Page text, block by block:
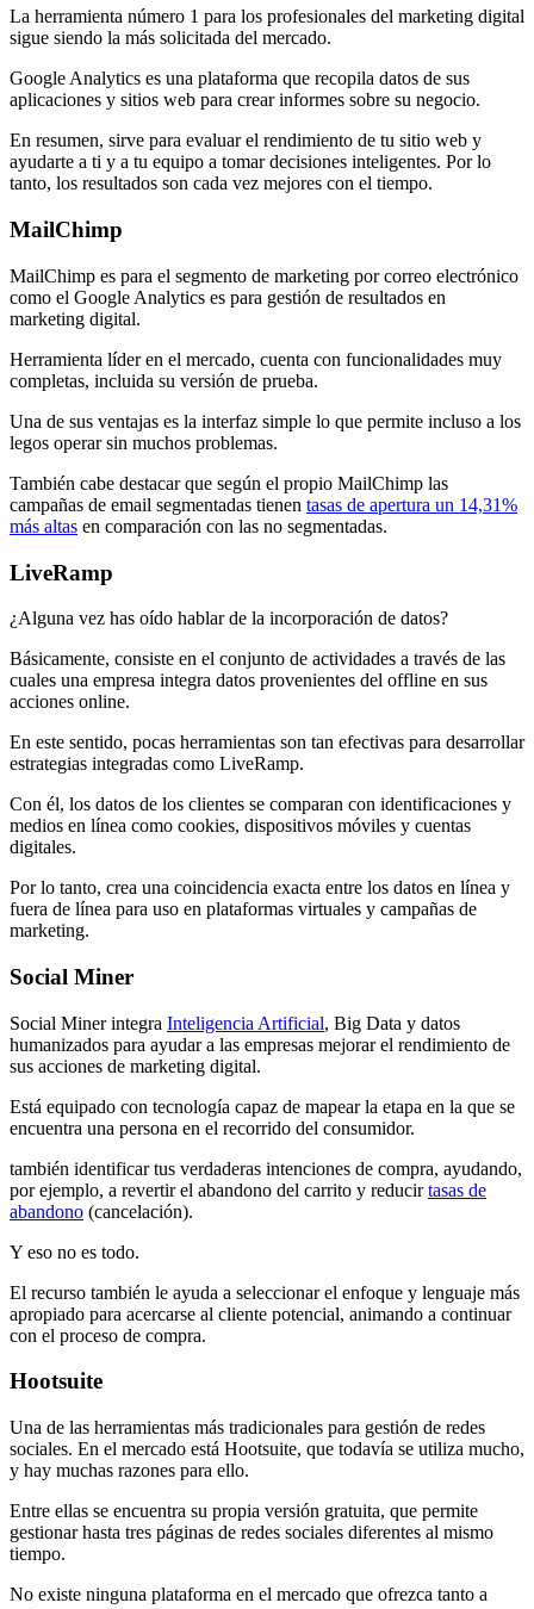
La herramienta número 1 para los profesionales del marketing digital
sigue siendo la más solicitada del mercado.
Google Analytics es una plataforma que recopila datos de sus
aplicaciones y sitios web para crear informes sobre su negocio.
En resumen, sirve para evaluar el rendimiento de tu sitio web y
ayudarte a ti y a tu equipo a tomar decisiones inteligentes. Por lo
tanto, los resultados son cada vez mejores con el tiempo.
MailChimp
MailChimp es para el segmento de marketing por correo electrónico
como el Google Analytics es para gestión de resultados en
marketing digital.
Herramienta líder en el mercado, cuenta con funcionalidades muy
completas, incluida su versión de prueba.
Una de sus ventajas es la interfaz simple lo que permite incluso a los
legos operar sin muchos problemas.
También cabe destacar que según el propio MailChimp las
campañas de email segmentadas tienen tasas de apertura un 14,31%
más altas en comparación con las no segmentadas.
LiveRamp
¿Alguna vez has oído hablar de la incorporación de datos?
Básicamente, consiste en el conjunto de actividades a través de las
cuales una empresa integra datos provenientes del offline en sus
acciones online.
En este sentido, pocas herramientas son tan efectivas para desarrollar
estrategias integradas como LiveRamp.
Con él, los datos de los clientes se comparan con identificaciones y
medios en línea como cookies, dispositivos móviles y cuentas
digitales.
Por lo tanto, crea una coincidencia exacta entre los datos en línea y
fuera de línea para uso en plataformas virtuales y campañas de
marketing.
Social Miner
Social Miner integra Inteligencia Artificial, Big Data y datos
humanizados para ayudar a las empresas mejorar el rendimiento de
sus acciones de marketing digital.
Está equipado con tecnología capaz de mapear la etapa en la que se
encuentra una persona en el recorrido del consumidor.
también identificar tus verdaderas intenciones de compra, ayudando,
por ejemplo, a revertir el abandono del carrito y reducirtasas de
abandono (cancelación).
Y eso no es todo.
El recurso también le ayuda a seleccionar el enfoque y lenguaje más
apropiado para acercarse al cliente potencial, animando a continuar
con el proceso de compra.
Hootsuite
Una de las herramientas más tradicionales para gestión de redes
sociales. En el mercado está Hootsuite, que todavía se utiliza mucho,
y hay muchas razones para ello.
Entre ellas se encuentra su propia versión gratuita, que permite
gestionar hasta tres páginas de redes sociales diferentes al mismo
tiempo.
No existe ninguna plataforma en el mercado que ofrezca tanto a